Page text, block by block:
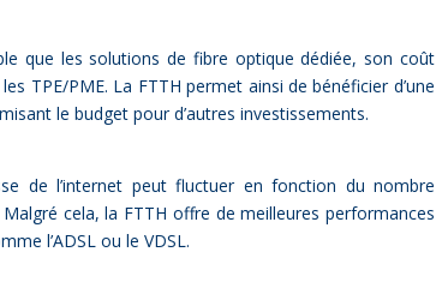
que les solutions de fibre optique dédiée, son coût
TPE/PME. La FTTH permet ainsi de bénéficier d’une
le budget pour d’autres investissements.
de l’internet peut fluctuer en fonction du nombre
cela, la FTTH offre de meilleures performances
l’ADSL ou le VDSL.